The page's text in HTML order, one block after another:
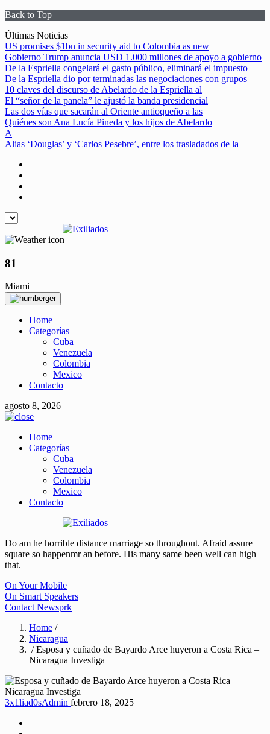
Back to Top
Skip
to
content
Últimas Noticias
US promises $1bn in security aid to Colombia as new
Gobierno Trump anuncia USD 1.000 millones de apoyo a gobierno
De la Espriella congelará el gasto público, eliminará el impuesto
De la Espriella dio por terminadas las negociaciones con grupos
10 claves del discurso de Abelardo de la Espriella al
El “señor de la panela” le ajustó la banda presidencial
Las dos vías que sacarán al Oriente antioqueño a las
Quiénes son Ana Lucía Pineda y los hijos de Abelardo
A
Alias ‘Douglas’ y ‘Carlos Pesebre’, entre los trasladados de la
81
Miami
Home
Categorías
Cuba
Venezuela
Colombia
Mexico
Contacto
agosto 8, 2026
Home
Categorías
Cuba
Venezuela
Colombia
Mexico
Contacto
Do am he horrible distance marriage so throughout. Afraid assure
square so happenmr an before. His many same been well can high
that.
On Your Mobile
On Smart Speakers
Contact Newsprk
Home /
Nicaragua
/ Esposa y cuñado de Bayardo Arce huyeron a Costa Rica –
Nicaragua Investiga
3x1liad0sAdmin febrero 18, 2025